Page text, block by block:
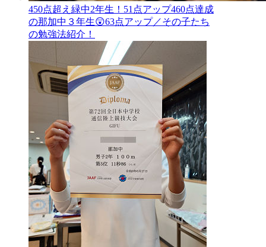
450点超え緑中2年生！51点アップ460点達成
の那加中３年生😲63点アップ／その子たち
の勉強法紹介！